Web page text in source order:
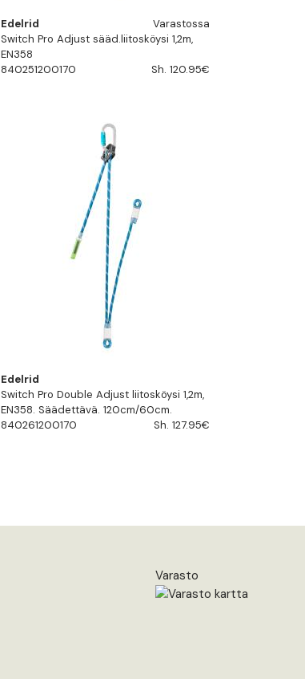
Edelrid
Varastossa
Switch Pro Adjust sääd.liitosköysi 1,2m,
EN358
840251200170
Sh. 120.95€
Edelrid
Switch Pro Double Adjust liitosköysi 1,2m,
EN358. Säädettävä. 120cm/60cm.
840261200170
Sh. 127.95€
Varasto